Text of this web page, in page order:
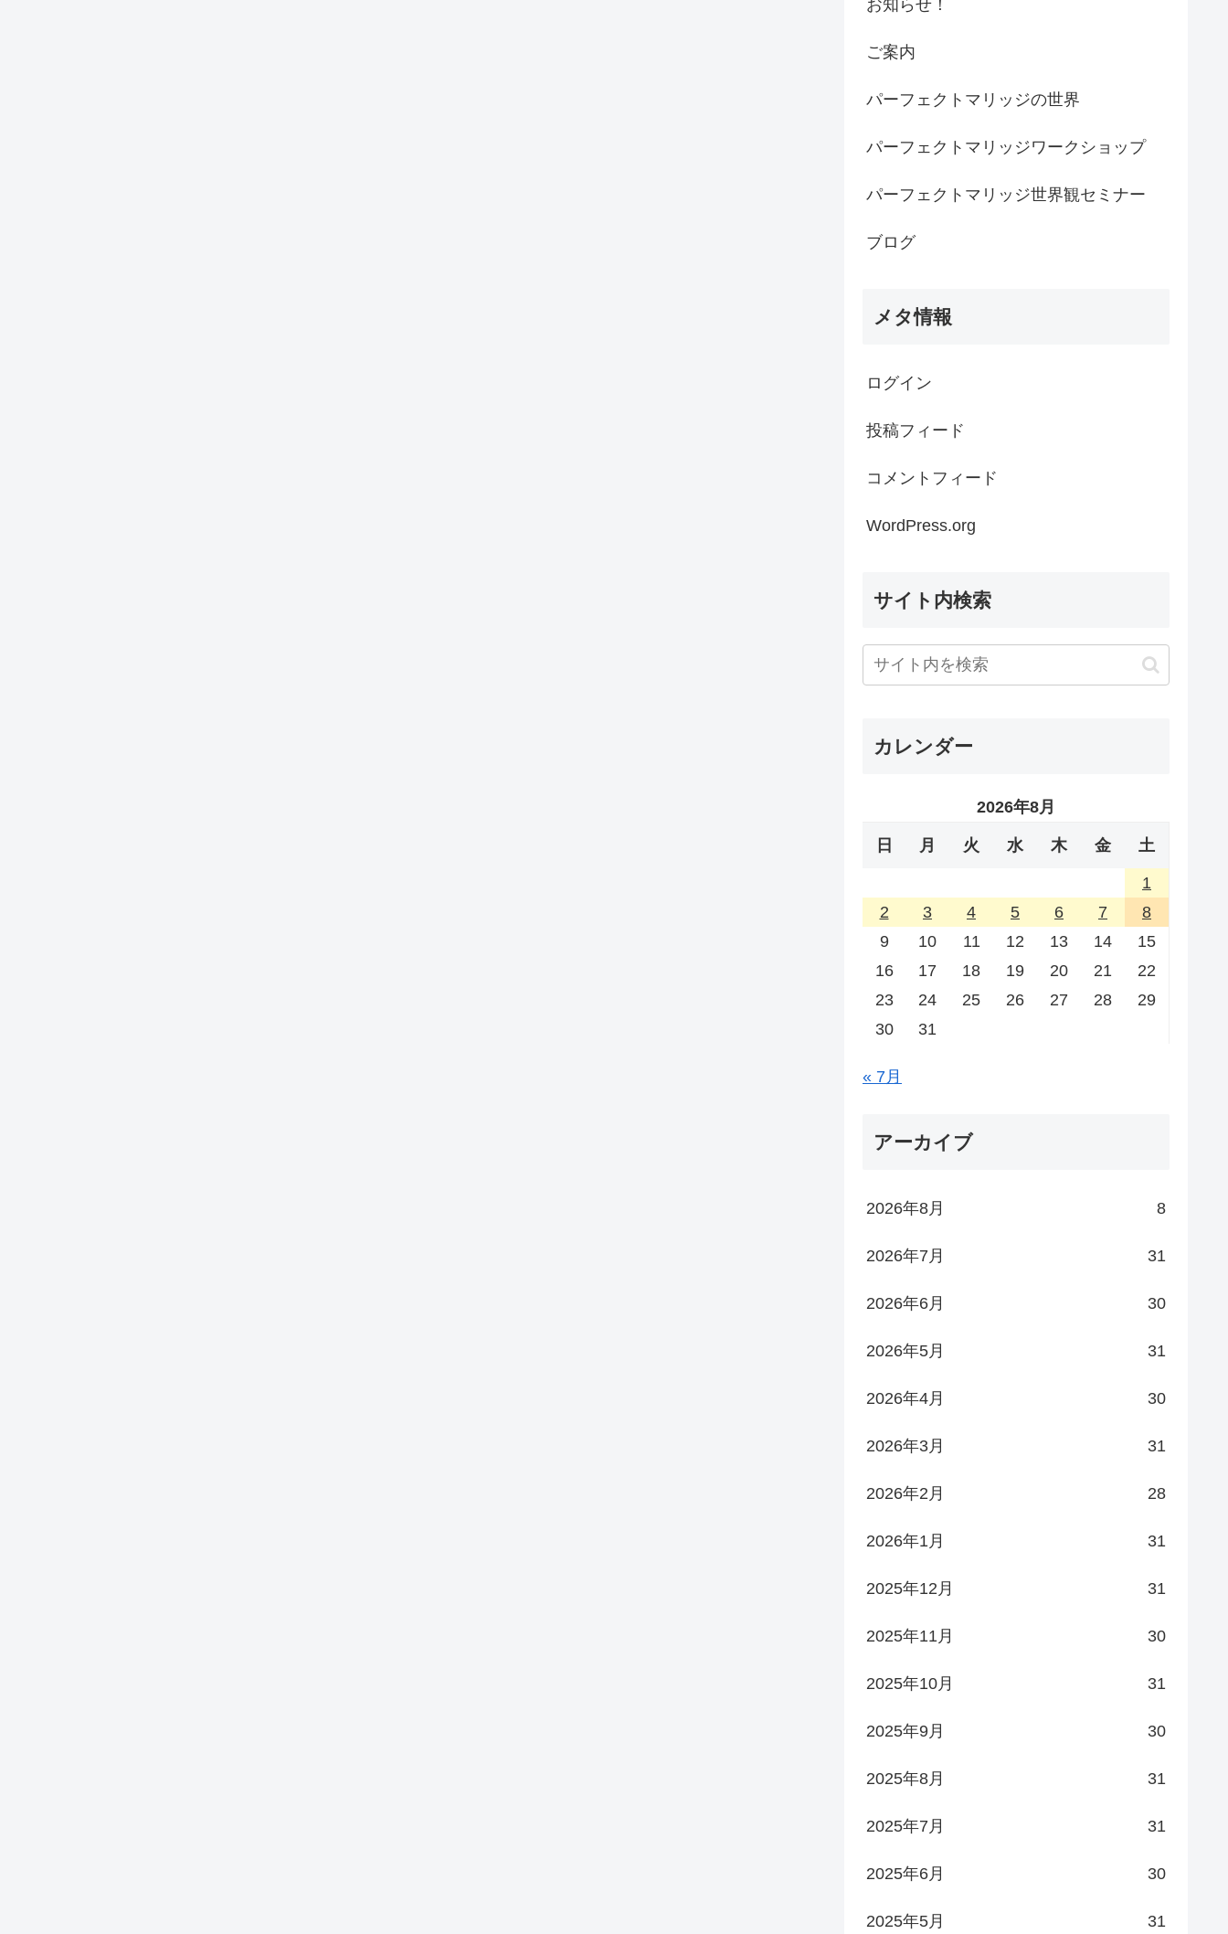
お知らせ！
ご案内
パーフェクトマリッジの世界
パーフェクトマリッジワークショップ
パーフェクトマリッジ世界観セミナー
ブログ
メタ情報
ログイン
投稿フィード
コメントフィード
WordPress.org
サイト内検索
カレンダー
2026年8月
日 月 火 水 木 金 土
1
2
3 4 5 6 7
8
9
10 11 12 13 14
15
16
17 18 19 20 21
22
23
24 25 26 27 28
29
30
31
« 7月
アーカイブ
2026年8月 8
2026年7月 31
2026年6月 30
2026年5月 31
2026年4月 30
2026年3月 31
2026年2月 28
2026年1月 31
2025年12月 31
2025年11月 30
2025年10月 31
2025年9月 30
2025年8月 31
2025年7月 31
2025年6月 30
2025年5月 31